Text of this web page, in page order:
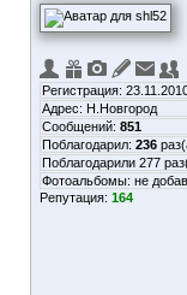
Регистрация:
Адрес: Н.Новгород
Сообщений: 851
Поблагодарил: 236
Поблагодарили 277
Фотоальбомы: не
Репутация: 164